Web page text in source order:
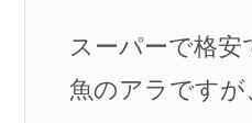
スーパーで格安
魚のアラですが